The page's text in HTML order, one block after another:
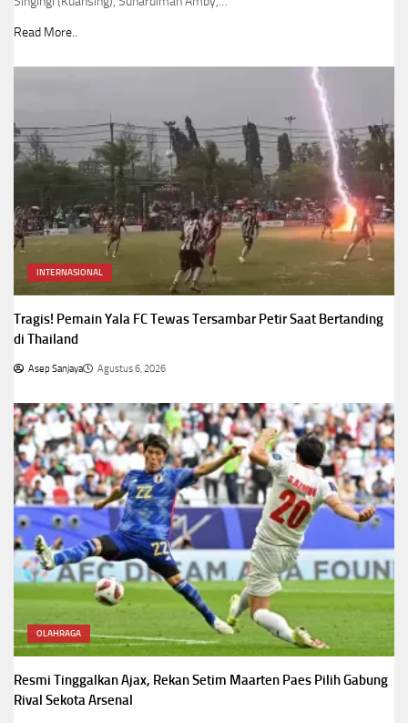
Read More..
INTERNASIONAL
Tragis! Pemain Yala FC Tewas Tersambar Petir Saat Bertanding
di Thailand
Asep Sanjaya Agustus 6, 2026
OLAHRAGA
Resmi Tinggalkan Ajax, Rekan Setim Maarten Paes Pilih Gabung
Rival Sekota Arsenal